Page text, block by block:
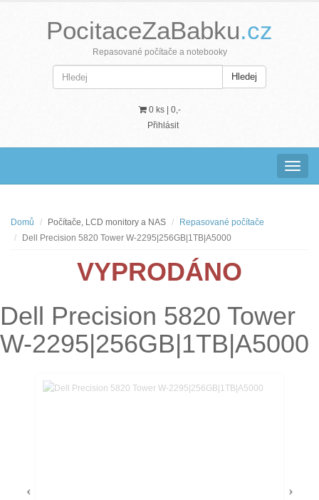
PocitaceZaBabku.cz
Repasované počítače a notebooky
Hledej
0 ks | 0,-
Přihlásit
Domů Počítače, LCD monitory a NAS
Repasované počítače
Dell Precision 5820 Tower W-2295|256GB|1TB|A5000
VYPRODÁNO
Dell Precision 5820 Tower
W-2295|256GB|1TB|A5000